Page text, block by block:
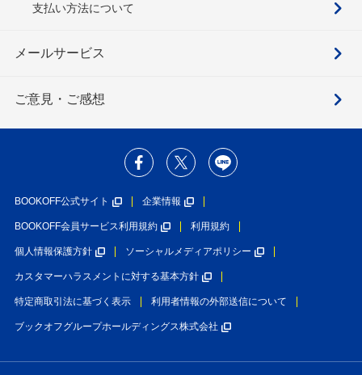
支払い方法について
メールサービス
ご意見・ご感想
BOOKOFF公式サイト 企業情報
BOOKOFF会員サービス利用規約 利用規約
個人情報保護方針 ソーシャルメディアポリシー
カスタマーハラスメントに対する基本方針
特定商取引法に基づく表示 利用者情報の外部送信について
ブックオフグループホールディングス株式会社